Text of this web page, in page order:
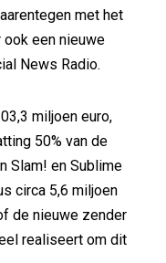
met het
een nieuwe
News Radio.
miljoen euro,
50% van de
Slam! en Sublime
circa 5,6 miljoen
de nieuwe zender
realiseert om dit